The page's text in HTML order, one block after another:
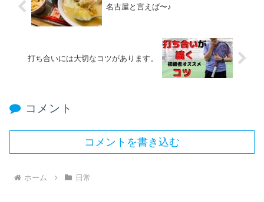
名古屋と言えば〜♪
打ち合いには大切なコツがあります。
コメント
コメントを書き込む
ホーム 日常